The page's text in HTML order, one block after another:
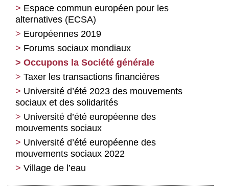
Espace commun européen pour les
alternatives (ECSA)
Européennes 2019
Forums sociaux mondiaux
Occupons la Société générale
Taxer les transactions financières
Université d’été 2023 des mouvements
sociaux et des solidarités
Université d’été européenne des
mouvements sociaux
Université d’été européenne des
mouvements sociaux 2022
Village de l’eau